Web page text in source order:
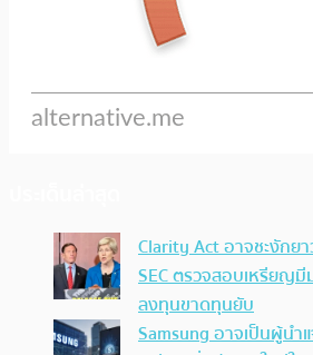
Clarity Act อาจชะงักย
SEC ตรวจสอบเหรียญ
ลงทุนขาดทุนยับ
Samsung อาจเป็นผู้นำ